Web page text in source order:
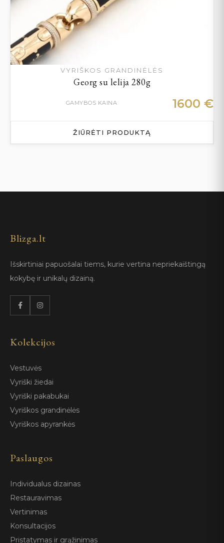
VYRIŠKOS GRANDINĖLĖS
Georg su lelija 280g
GAMYBOS KAINA 1600 €
ŽIŪRĖTI PRODUKTĄ
Blizga.lt
Išskirtiniai papuošalai tiems, kurie vertina nepriekaištingą
kokybę ir unikalų dizainą.
Kolekcijos
Vestuvės
Vyriški žiedai
Vyriški pakabukai
Vyriškos grandinėlės
Vyriškos apyrankės
Paslaugos
Individualus dizainas
Restauravimas
Vertinimas
Konsultacijos
Pristatymas ir grąžinimas